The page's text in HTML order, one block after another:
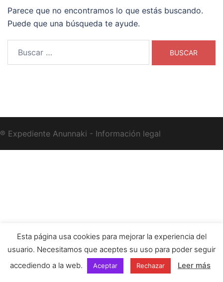
Parece que no encontramos lo que estás buscando.
Puede que una búsqueda te ayude.
® Expediente Anunnaki - Información legal
Esta página usa cookies para mejorar la experiencia del
usuario. Necesitamos que aceptes su uso para poder seguir
accediendo a la web.
Aceptar Rechazar Leer más